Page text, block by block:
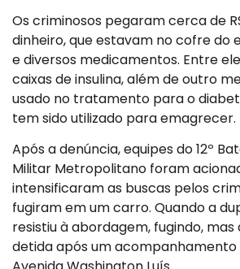
Os criminosos pegaram cerca de
dinheiro, que estavam no cofre do
e diversos medicamentos. Entre
caixas de insulina, além de outro
usado no tratamento para o
tem sido utilizado para emagrecer.
Após a denúncia, equipes do 12º
Militar Metropolitano foram
intensificaram as buscas pelos
fugiram em um carro. Quando a
resistiu à abordagem, fugindo,
detida após um